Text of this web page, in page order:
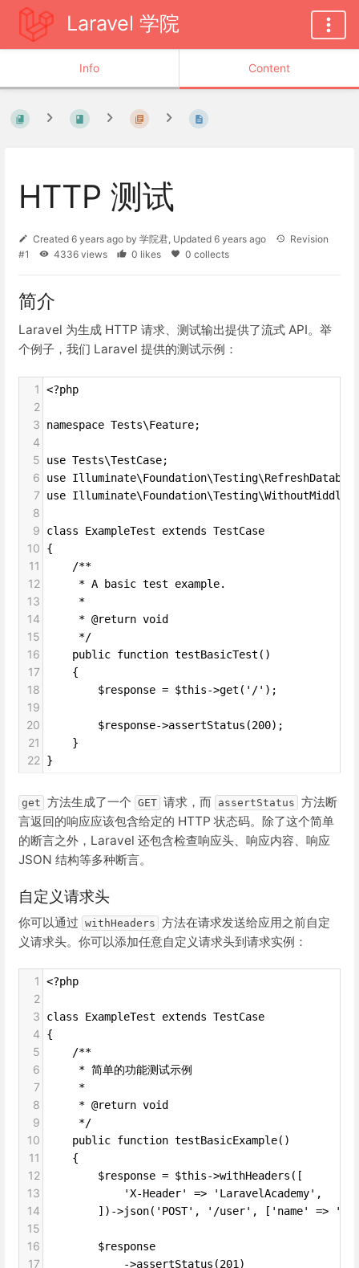
Laravel 学院
Info Content
HTTP 测试
Created 6 years ago by 学院君, Updated 6 years ago
Revision
#1
4336 views 0 likes 0 collects
简介
Laravel 为生成 HTTP 请求、测试输出提供了流式 API。举
个例子，我们 Laravel 提供的测试示例：
1 <?php
2
3
namespace Tests\Feature;
4
5
use Tests\TestCase;
6 use
7 use
8
9
class ExampleTest extends TestCase
10 {
11
    /**
12
     * A basic test example.
13
     *
14
     * @return void
15
     */
16
    public function testBasicTest()
17
    {
18
        $response = $this->get('/');
19
20
        $response->assertStatus(200);
21
    }
22 }
get 方法生成了一个 GET 请求，而 assertStatus 方法断
言返回的响应应该包含给定的 HTTP 状态码。除了这个简单
的断言之外，Laravel 还包含检查响应头、响应内容、响应
JSON 结构等多种断言。
自定义请求头
你可以通过 withHeaders 方法在请求发送给应用之前自定
义请求头。你可以添加任意自定义请求头到请求实例：
1 <?php
2
3
class ExampleTest extends TestCase
4 {
5
    /**
6
     * 简单的功能测试示例
7
     *
8
     * @return void
9
     */
10
    public function testBasicExample()
11
    {
12
        $response = $this->withHeaders([
13
            'X-Header' => 'LaravelAcademy',
14
])->json('POST', '/user', ['name' => '学
15
16
        $response
17
            ->assertStatus(201)